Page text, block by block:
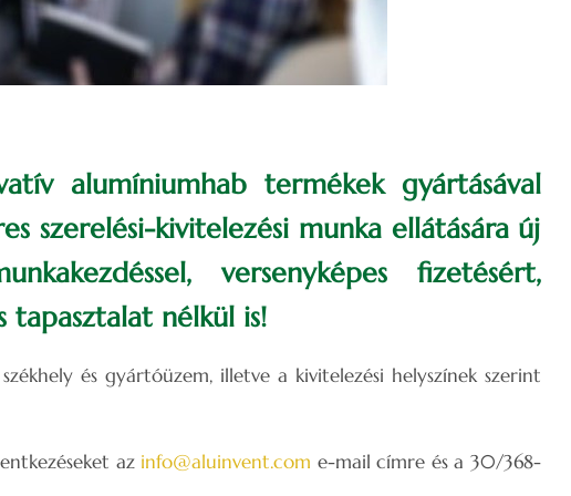
alumíniumhab termékek gyártásával
szerelési-kivitelezési munka ellátására új
versenyképes fizetésért,
tapasztalat nélkül is!
és gyártóüzem, illetve a kivitelezési helyszínek szerint
az info@aluinvent.com e-mail címre és a 30/368-